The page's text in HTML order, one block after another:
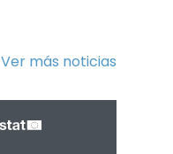
Ver más noticias